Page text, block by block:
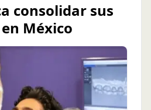
consolidar sus
México